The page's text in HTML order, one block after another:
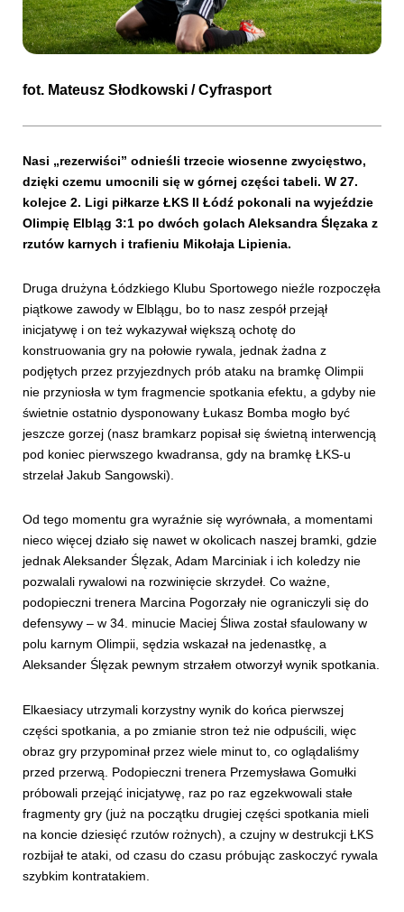
SKLEP KUP BILET
fot. Mateusz Słodkowski / Cyfrasport
Nasi „rezerwiści” odnieśli trzecie wiosenne zwycięstwo,
dzięki czemu umocnili się w górnej części tabeli. W 27.
kolejce 2. Ligi piłkarze ŁKS II Łódź pokonali na wyjeździe
Olimpię Elbląg 3:1 po dwóch golach Aleksandra Ślęzaka z
rzutów karnych i trafieniu Mikołaja Lipienia.
Druga drużyna Łódzkiego Klubu Sportowego nieźle rozpoczęła
piątkowe zawody w Elblągu, bo to nasz zespół przejął
inicjatywę i on też wykazywał większą ochotę do
konstruowania gry na połowie rywala, jednak żadna z
podjętych przez przyjezdnych prób ataku na bramkę Olimpii
nie przyniosła w tym fragmencie spotkania efektu, a gdyby nie
świetnie ostatnio dysponowany Łukasz Bomba mogło być
jeszcze gorzej (nasz bramkarz popisał się świetną interwencją
pod koniec pierwszego kwadransa, gdy na bramkę ŁKS-u
strzelał Jakub Sangowski).
Od tego momentu gra wyraźnie się wyrównała, a momentami
nieco więcej działo się nawet w okolicach naszej bramki, gdzie
jednak Aleksander Ślęzak, Adam Marciniak i ich koledzy nie
pozwalali rywalowi na rozwinięcie skrzydeł. Co ważne,
podopieczni trenera Marcina Pogorzały nie ograniczyli się do
defensywy – w 34. minucie Maciej Śliwa został sfaulowany w
polu karnym Olimpii, sędzia wskazał na jedenastkę, a
Aleksander Ślęzak pewnym strzałem otworzył wynik spotkania.
Elkaesiacy utrzymali korzystny wynik do końca pierwszej
części spotkania, a po zmianie stron też nie odpuścili, więc
obraz gry przypominał przez wiele minut to, co oglądaliśmy
przed przerwą. Podopieczni trenera Przemysława Gomułki
próbowali przejąć inicjatywę, raz po raz egzekwowali stałe
fragmenty gry (już na początku drugiej części spotkania mieli
na koncie dziesięć rzutów rożnych), a czujny w destrukcji ŁKS
rozbijał te ataki, od czasu do czasu próbując zaskoczyć rywala
szybkim kontratakiem.